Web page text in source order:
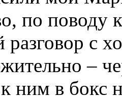
по поводу
с
–
ним в бокс